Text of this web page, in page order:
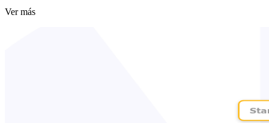
Ver más